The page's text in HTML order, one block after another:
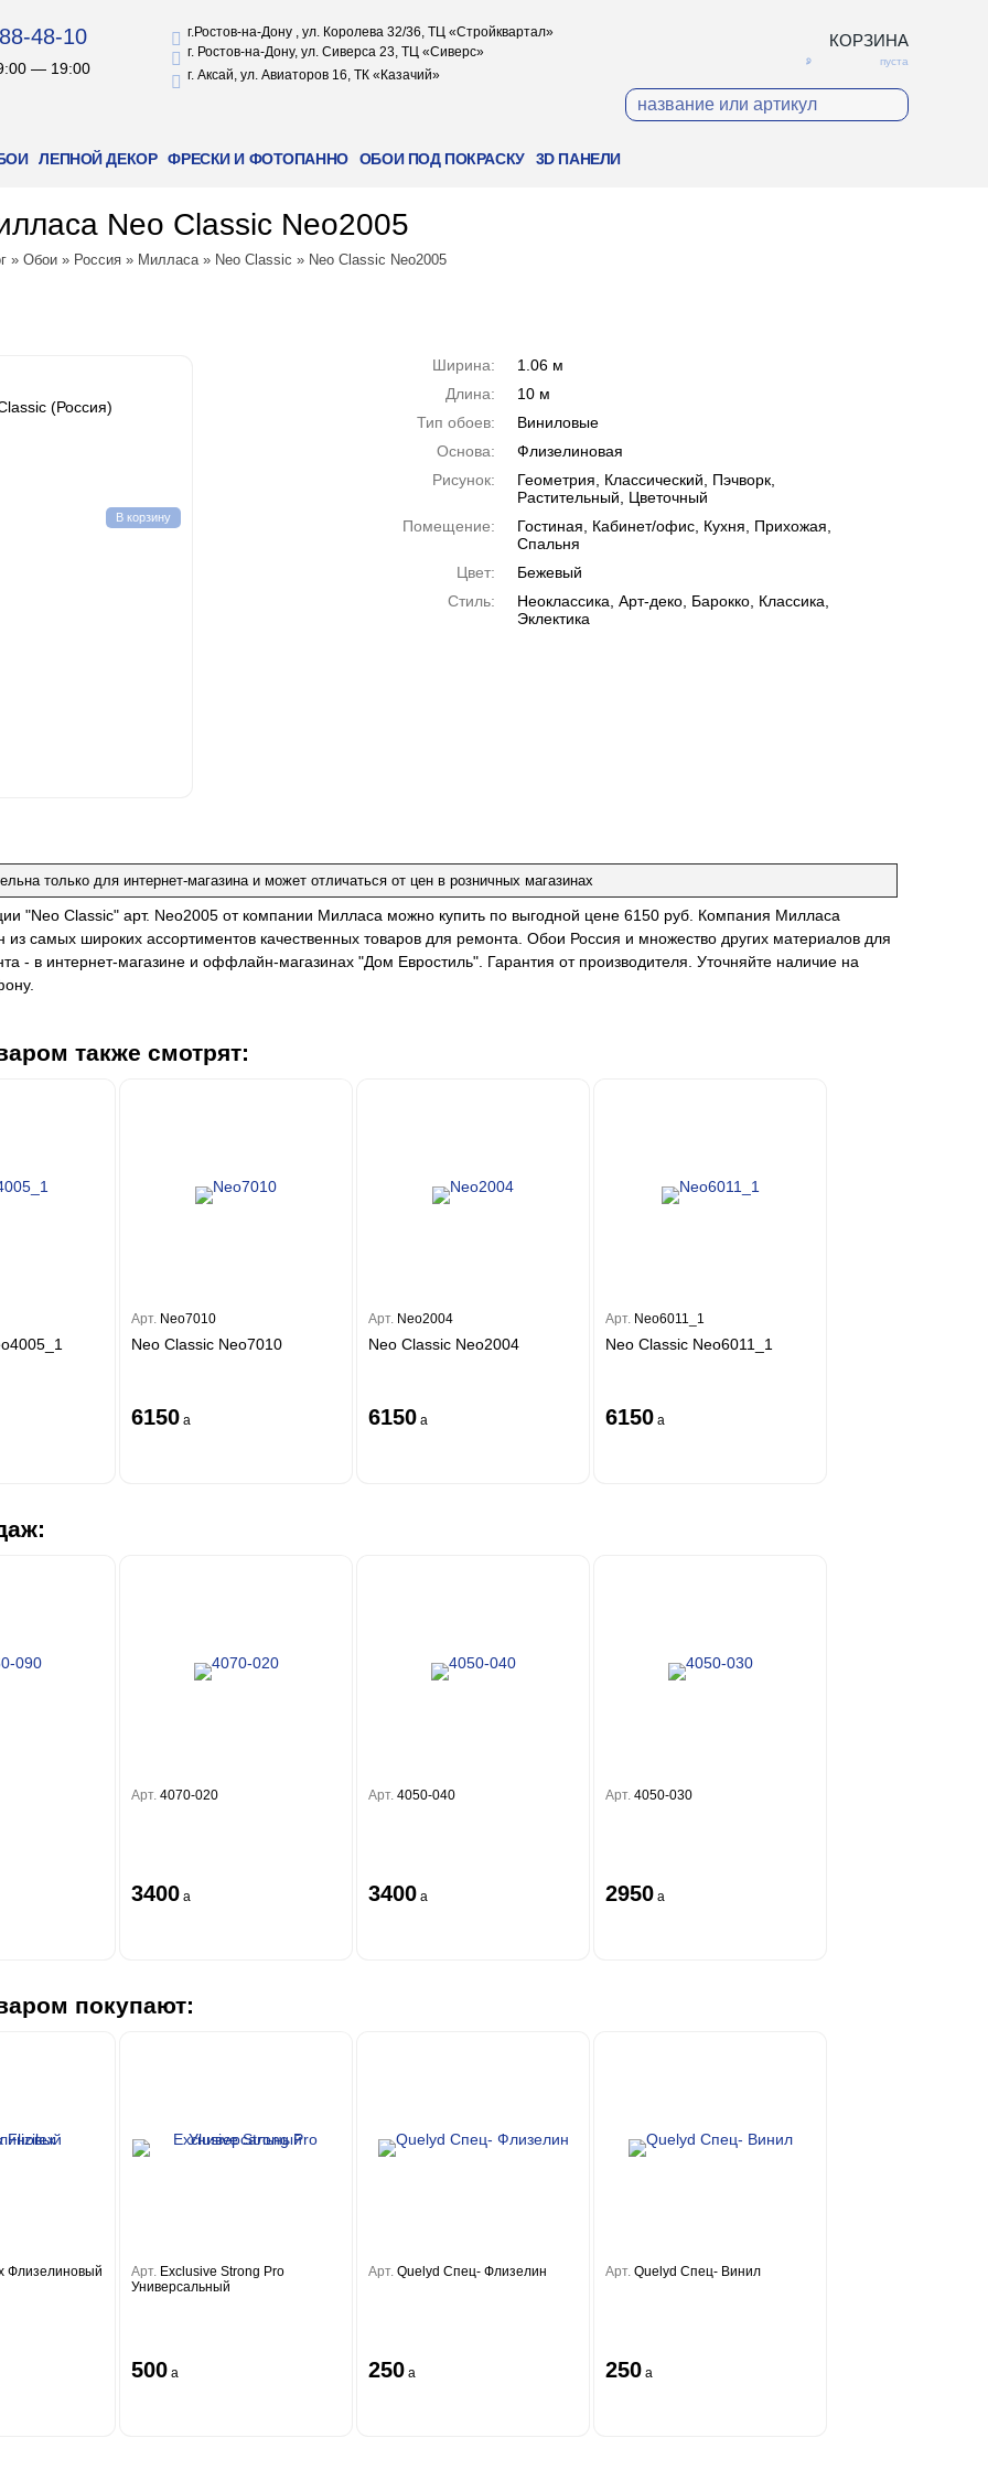
КОРЗИНА
пуста
48-10
— 19:00
г.Ростов-на-Дону , ул. Королева 32/36, ТЦ «Стройквартал»
г. Ростов-на-Дону, ул. Сиверса 23, ТЦ «Сиверс»
г. Аксай, ул. Авиаторов 16, ТК «Казачий»
ЛЕПНОЙ ДЕКОР ФРЕСКИ И ФОТОПАННО ОБОИ ПОД ПОКРАСКУ 3D ПАНЕЛИ
Neo Classic Neo2005
» Обои » Россия » Милласа» Neo Classic » Neo Classic Neo2005
(Россия)
В корзину
Ширина:
1.06 м
Длина:
10 м
Тип обоев:
Виниловые
Основа:
Флизелиновая
Рисунок:
Геометрия, Классический, Пэчворк,
Растительный, Цветочный
Помещение:
Гостиная, Кабинет/офис, Кухня, Прихожая,
Спальня
Цвет:
Бежевый
Стиль:
Неоклассика, Арт-деко, Барокко, Классика,
Эклектика
только для интернет-магазина и может отличаться от цен в розничных магазинах
"Neo Classic" арт. Neo2005 от компании Милласа можно купить по выгодной цене 6150 руб. Компания Милласа
из самых широких ассортиментов качественных товаров для ремонта. Обои Россия и множество других материалов для
- в интернет-магазине и оффлайн-магазинах "Дом Евростиль". Гарантия от производителя. Уточняйте наличие на
также смотрят:
Арт. Neo7010
Neo Classic Neo7010
6150 a
Арт. Neo2004
Neo Classic Neo2004
6150 a
Арт. Neo6011_1
Neo Classic Neo6011_1
6150 a
Арт. 4070-020
3400 a
Арт. 4050-040
3400 a
Арт. 4050-030
2950 a
покупают:
Флизелиновый Арт. Exclusive Strong Pro
Универсальный
500 a
Арт. Quelyd Спец- Флизелин
250 a
Арт. Quelyd Спец- Винил
250 a